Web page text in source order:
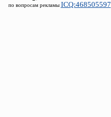
по вопросам рекламы ICQ:468505597